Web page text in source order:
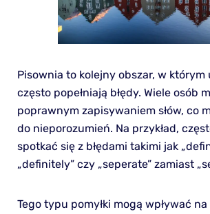
Pisownia to kolejny obszar, w którym
często popełniają błędy. Wiele osób
poprawnym zapisywaniem słów, co
do nieporozumień. Na przykład,
spotkać się z błędami takimi jak
„definitely” czy „seperate” zamiast
Tego typu pomyłki mogą wpływać